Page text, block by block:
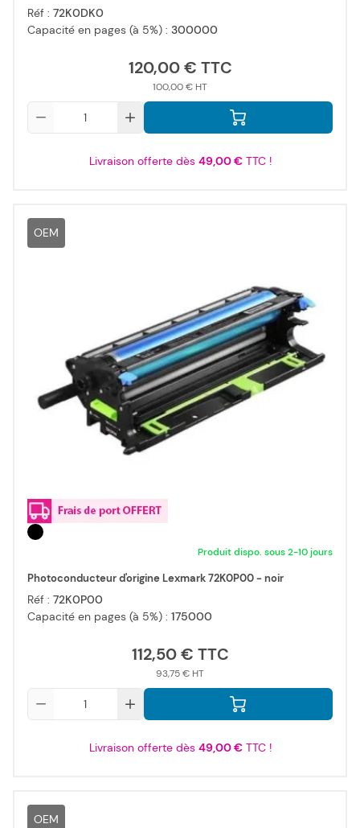
Réf : 72K0DK0
Capacité en pages (à 5%) : 300000
120,00 €
100,00 €
Livraison offerte dès 49,00 €TTC !
OEM
Produit dispo. sous 2-10 jours
Photoconducteur d'origine Lexmark 72K0P00 - noir
Réf : 72K0P00
Capacité en pages (à 5%) : 175000
112,50 €
93,75 €
Livraison offerte dès 49,00 €TTC !
OEM